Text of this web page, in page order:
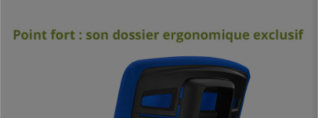
dossier fixe, dans sa position initiale. Le maniement du fauteuil est
parfait pour profiter au maximum d'une spécificité qui
apporte un confort supplémentaire et une réelleliberté de mouvement.
’assise de la chaise est particulièrement large
rembourrage épais, à haute densité . Il est revêtu d’un